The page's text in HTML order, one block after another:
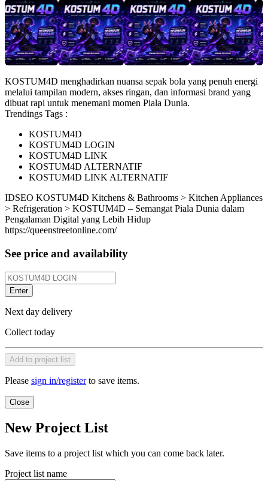
KOSTUM4D menghadirkan nuansa sepak bola yang penuh energi
melalui tampilan modern, akses ringan, dan informasi brand yang
dibuat rapi untuk menemani momen Piala Dunia.
Trendings Tags :
KOSTUM4D
KOSTUM4D LOGIN
KOSTUM4D LINK
KOSTUM4D ALTERNATIF
KOSTUM4D LINK ALTERNATIF
IDSEO KOSTUM4D Kitchens & Bathrooms > Kitchen Appliances
> Refrigeration > KOSTUM4D – Semangat Piala Dunia dalam
Pengalaman Digital yang Lebih Hidup
https://queenstreetonline.com/
See price and availability
Enter
Next day delivery
Collect today
Add to project list
Please sign in/registerto save items.
Close
New Project List
Save items to a project list which you can come back later.
Project list name